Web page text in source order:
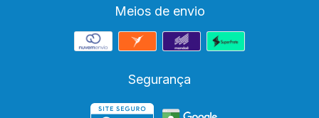
Meios de envio
Segurança